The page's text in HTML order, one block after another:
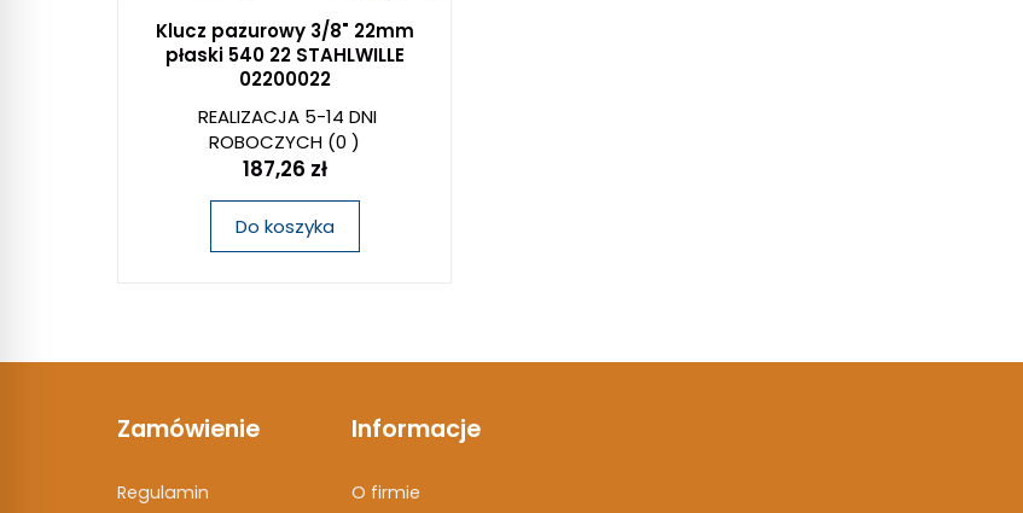
Klucz pazurowy 3/8" 22mm
płaski 540 22 STAHLWILLE
02200022
REALIZACJA 5-14 DNI
ROBOCZYCH (0 )
187,26 zł
Do koszyka
Zamówienie
Regulamin
Informacje
O firmie